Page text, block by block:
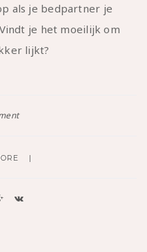
als je bedpartner je
je het moeilijk om
lijkt?